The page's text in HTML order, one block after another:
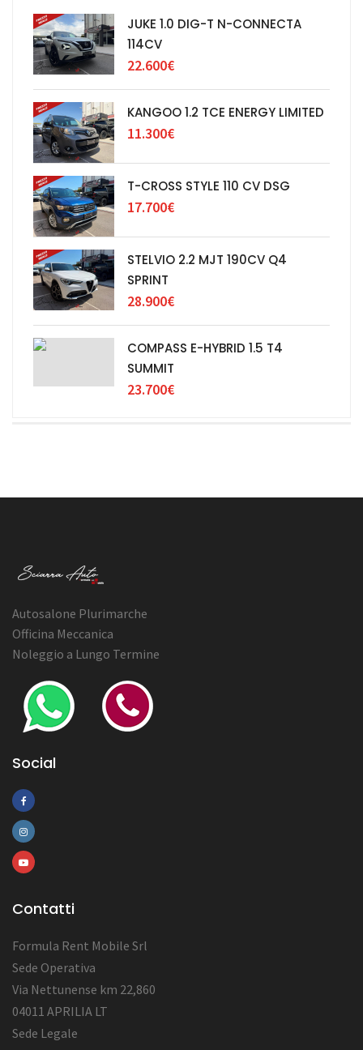
JUKE 1.0 DIG-T N-CONNECTA
114CV
22.600€
KANGOO 1.2 TCE ENERGY LIMITED
11.300€
T-CROSS STYLE 110 CV DSG
17.700€
STELVIO 2.2 MJT 190CV Q4
SPRINT
28.900€
COMPASS E-HYBRID 1.5 T4
SUMMIT
23.700€
Autosalone Plurimarche
Officina Meccanica
Noleggio a Lungo Termine
Social
Contatti
Formula Rent Mobile Srl
Sede Operativa
Via Nettunense km 22,860
04011 APRILIA LT
Sede Legale